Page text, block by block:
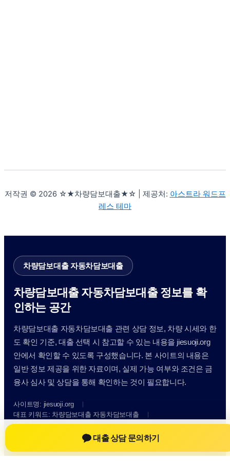
저작권 © 2026 ☆★차량담보대출★☆ | 제공처: 아스트라 워드프
레스 테마
차량담보대출 자동차담보대출
차량담보대출 자동차담보대출 정보를 확
인하는 공간
차량담보대출 자동차담보대출 관련 상담 정보, 차량 시세와 한
도 확인 기준, 대출 선택 시 참고할 수 있는 내용을 jiesuoji.org
안에서 확인할 수 있도록 구성했습니다. 본 사이트의 내용은
일반 정보 제공을 위한 자료이며, 실제 가능 여부와 조건은 금
융사 심사 및 상담을 통해 확인하는 것이 필요합니다.
사이트명: jiesuoji.org
대표 키워드: 차량담보대출 자동차담보대출
URL: https://jiesuoji.org/
COPYRIGHT jiesuoji.org ALL RIGHTS RESERVED
대출 상담 문의하기